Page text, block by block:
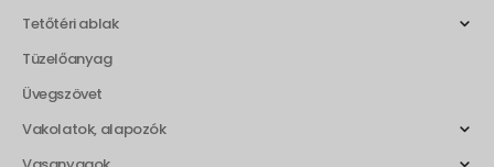
Tetőtéri ablak
Tüzelőanyag
Üvegszövet
Vakolatok, alapozók